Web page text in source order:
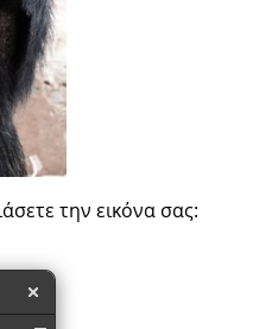
την εικόνα σας: